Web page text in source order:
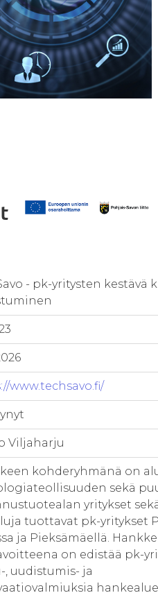
- pk-yritysten kestävä
www.techsavo.fi/
Viljaharju
kohderyhmänä on
sekä
yritykset
tuottavat pk-yritykset
ja Pieksämäellä.
on edistää pk-
, uudistumis- ja